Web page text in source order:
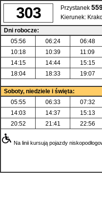
303 Przystanek
Kierunek:
Dni robocze:
05:56
06:24 06:48
10:18
10:39 11:09
14:15
14:44 15:15
18:04
18:33 19:07
Soboty, niedziele i święta:
05:55
06:33 07:32
14:03
14:37 15:13
20:52
21:41 22:56
Na linii kursują pojazdy